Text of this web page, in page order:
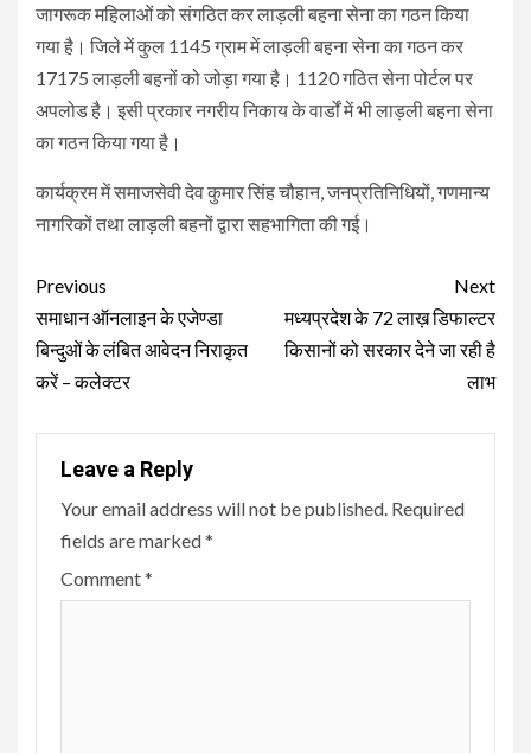
जागरूक महिलाओं को संगठित कर लाड़ली बहना सेना का गठन किया
गया है। जिले में कुल 1145 ग्राम में लाड़ली बहना सेना का गठन कर
17175 लाड़ली बहनों को जोड़ा गया है। 1120 गठित सेना पोर्टल पर
अपलोड है। इसी प्रकार नगरीय निकाय के वार्डों में भी लाड़ली बहना सेना
का गठन किया गया है।
कार्यक्रम में समाजसेवी देव कुमार सिंह चौहान, जनप्रतिनिधियों, गणमान्य
नागरिकों तथा लाड़ली बहनों द्वारा सहभागिता की गई।
Continue
Reading
Previous
समाधान ऑनलाइन के एजेण्डा
बिन्दुओं के लंबित आवेदन निराकृत
करें – कलेक्टर
Next
मध्यप्रदेश के 72 लाख़ डिफाल्टर
किसानों को सरकार देने जा रही है
लाभ
Leave a Reply
Your email address will not be published. Required
fields are marked*
Comment*